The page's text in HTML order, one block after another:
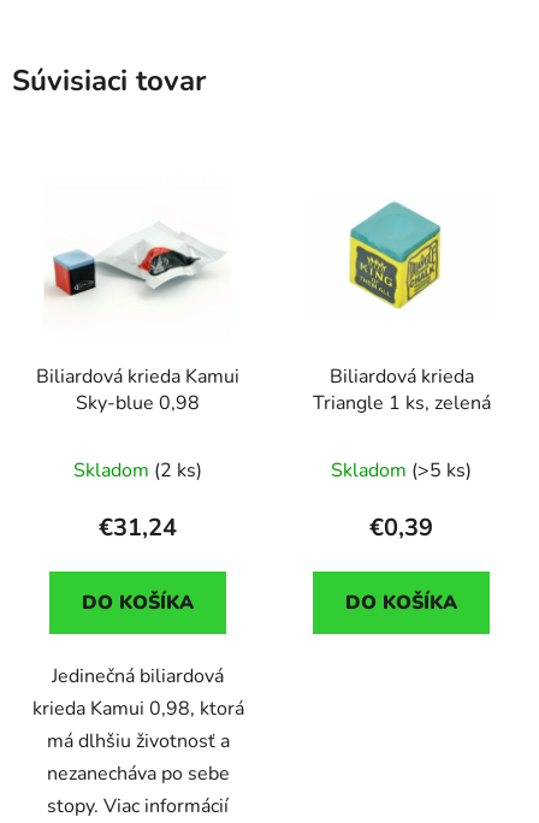
Súvisiaci tovar
Biliardová krieda Kamui
Sky-blue 0,98
Skladom (2 ks)
€31,24
DO KOŠÍKA
Jedinečná biliardová
krieda Kamui 0,98, ktorá
má dlhšiu životnosť a
nezanecháva po sebe
stopy. Viac informácií
Biliardová krieda
Triangle 1 ks, zelená
Skladom (>5 ks)
€0,39
DO KOŠÍKA